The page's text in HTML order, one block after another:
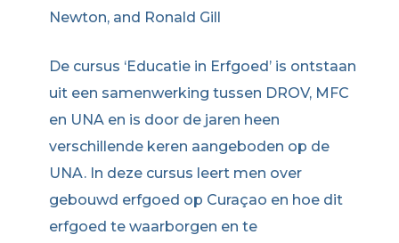
Newton, and Ronald Gill
De cursus ‘Educatie in Erfgoed’ is ontstaan
uit een samenwerking tussen DROV, MFC
en UNA en is door de jaren heen
verschillende keren aangeboden op de
UNA. In deze cursus leert men over
gebouwd erfgoed op Curaçao en hoe dit
erfgoed te waarborgen en te